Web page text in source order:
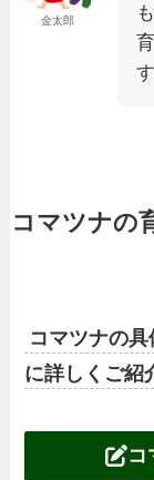
金太郎
コマツナの
コマツナの
に詳しくご紹
コ